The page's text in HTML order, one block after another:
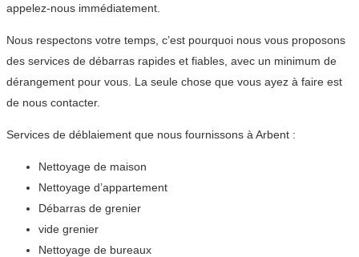
appelez-nous immédiatement.
Nous respectons votre temps, c’est pourquoi nous vous proposons
des services de débarras rapides et fiables, avec un minimum de
dérangement pour vous. La seule chose que vous ayez à faire est
de nous contacter.
Services de déblaiement que nous fournissons à Arbent :
Nettoyage de maison
Nettoyage d’appartement
Débarras de grenier
vide grenier
Nettoyage de bureaux